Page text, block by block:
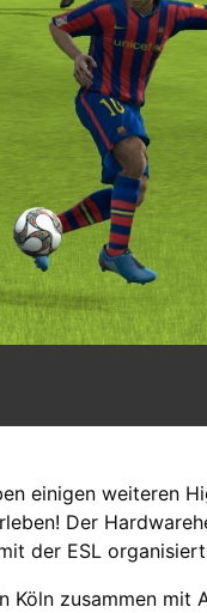
einigen weiteren
Der
der ESL
Köln zusammen mit